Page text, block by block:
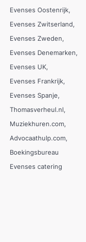
Evenses Oostenrijk
Evenses Zwitserland
Evenses Zweden
Evenses Denemarken
Evenses UK
Evenses Frankrijk
Evenses Spanje
Thomasverheul.nl
Muziekhuren.com
Advocaathulp.com
Boekingsbureau
Evenses catering